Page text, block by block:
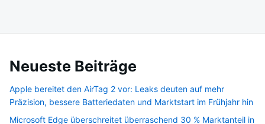
Neueste Beiträge
Apple bereitet den AirTag 2 vor: Leaks deuten auf mehr
Präzision, bessere Batteriedaten und Marktstart im Frühjahr hin
Microsoft Edge überschreitet überraschend 30 % Marktanteil in